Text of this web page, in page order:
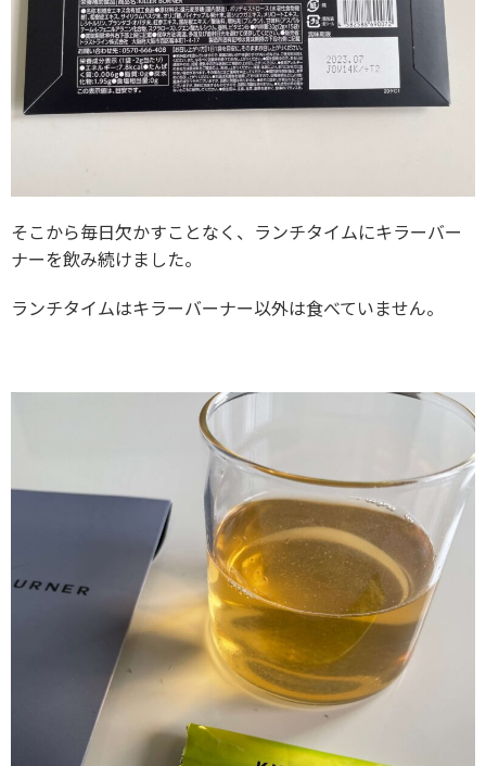
そこから毎日欠かすことなく、ランチタイムにキラーバー
ナーを飲み続けました。
ランチタイムはキラーバーナー以外は食べていません。